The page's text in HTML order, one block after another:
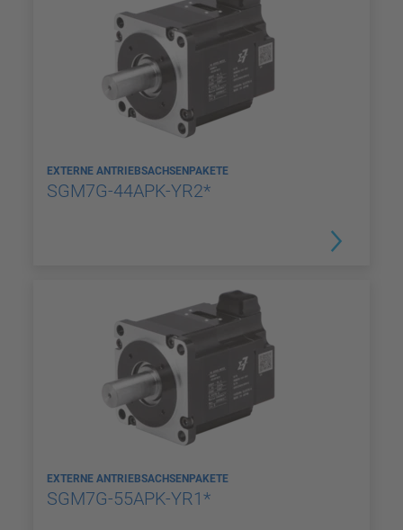
EXTERNE ANTRIEBSACHSENPAKETE
SGM7G-44APK-YR2*
EXTERNE ANTRIEBSACHSENPAKETE
SGM7G-55APK-YR1*